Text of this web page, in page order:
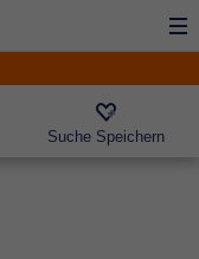
Suche Speichern